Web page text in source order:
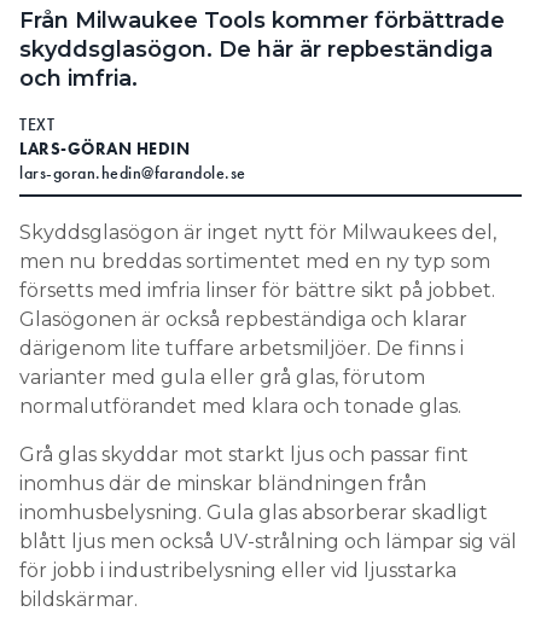
Search for:
SEARCH
Från Milwaukee Tools kommer förbättrade
skyddsglasögon. De här är repbeständiga
och imfria.
TEXT
LARS-GÖRAN HEDIN
lars-goran.hedin@farandole.se
Skyddsglasögon är inget nytt för Milwaukees del,
men nu breddas sortimentet med en ny typ som
försetts med imfria linser för bättre sikt på jobbet.
Glasögonen är också repbeständiga och klarar
därigenom lite tuffare arbetsmiljöer. De finns i
varianter med gula eller grå glas, förutom
normalutförandet med klara och tonade glas.
Grå glas skyddar mot starkt ljus och passar fint
inomhus där de minskar bländningen från
inomhusbelysning. Gula glas absorberar skadligt
blått ljus men också UV-strålning och lämpar sig väl
för jobb i industribelysning eller vid ljusstarka
bildskärmar.